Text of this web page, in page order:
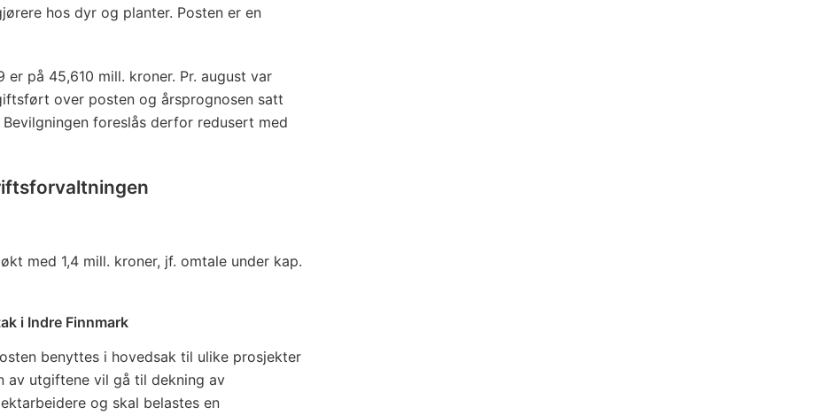
hos dyr og planter. Posten er en
er på 45,610 mill. kroner. Pr. august var
over posten og årsprognosen satt
foreslås derfor redusert med
med 1,4 mill. kroner, jf. omtale under kap.
i Indre Finnmark
benyttes i hovedsak til ulike prosjekter
av utgiftene vil gå til dekning av
og skal belastes en